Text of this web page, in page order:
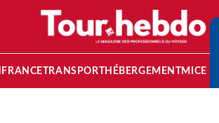
FRANCETRANSPORT HÉBERGEMENTMICE